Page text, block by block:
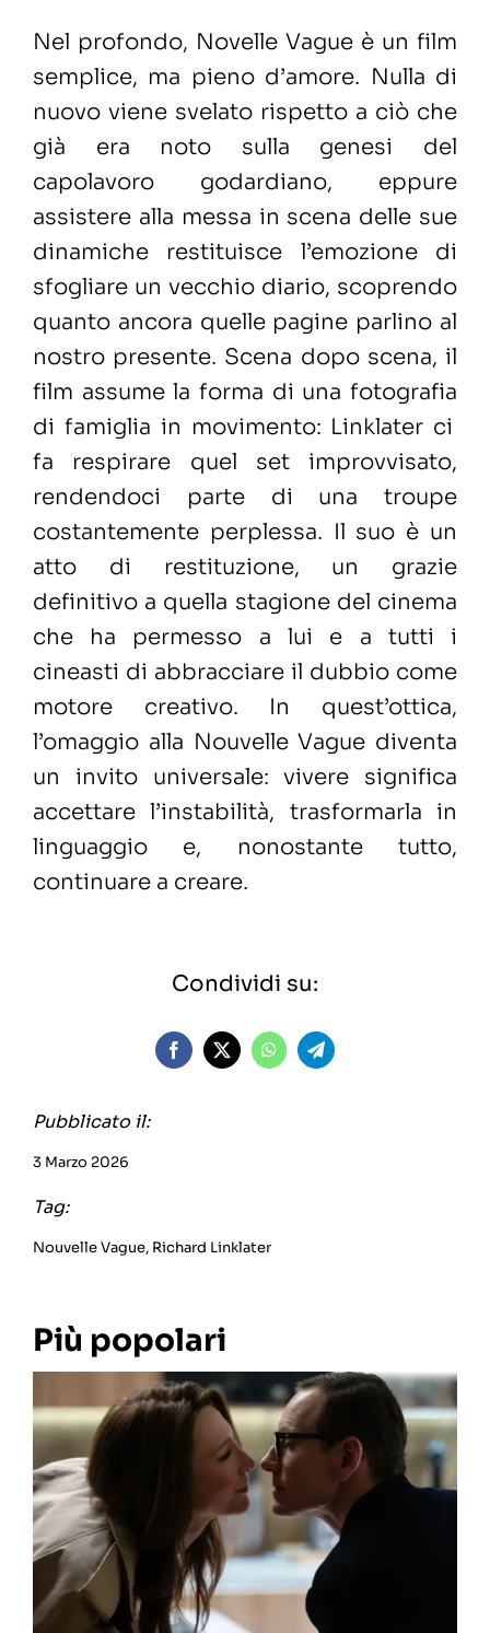
Nel profondo, Novelle Vague è un film
semplice, ma pieno d’amore. Nulla di
nuovo viene svelato rispetto a ciò che
già era noto sulla genesi del
capolavoro godardiano, eppure
assistere alla messa in scena delle sue
dinamiche restituisce l’emozione di
sfogliare un vecchio diario, scoprendo
quanto ancora quelle pagine parlino al
nostro presente. Scena dopo scena, il
film assume la forma di una fotografia
di famiglia in movimento: Linklater ci
fa respirare quel set improvvisato,
rendendoci parte di una troupe
costantemente perplessa. Il suo è un
atto di restituzione, un grazie
definitivo a quella stagione del cinema
che ha permesso a lui e a tutti i
cineasti di abbracciare il dubbio come
motore creativo. In quest’ottica,
l’omaggio alla Nouvelle Vague diventa
un invito universale: vivere significa
accettare l’instabilità, trasformarla in
linguaggio e, nonostante tutto,
continuare a creare.
Condividi su:
Pubblicato il:
3 Marzo 2026
Tag:
Nouvelle Vague, Richard Linklater
Più popolari